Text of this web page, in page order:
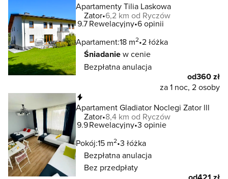
Apartamenty Tilia Laskowa
Zator 6,2 km od Ryczów
9.7Rewelacyjny 6 opinii
Apartament:18 m2 2 łóżka
Śniadaniew cenie
Bezpłatna anulacja
od360 zł
za 1 noc, 2 osoby
Apartament Gladiator Noclegi Zator lll
Zator 8,4 km od Ryczów
9.9Rewelacyjny 3 opinie
Pokój:15 m2 3 łóżka
Bezpłatna anulacja
Bez przedpłaty